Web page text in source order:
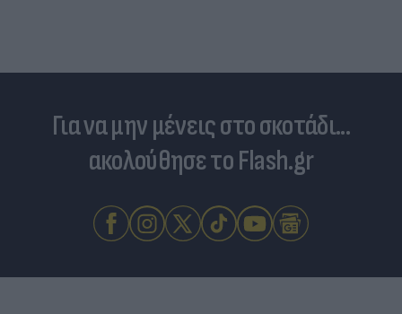
Για να μην μένεις στο σκοτάδι...
ακολούθησε το Flash.gr